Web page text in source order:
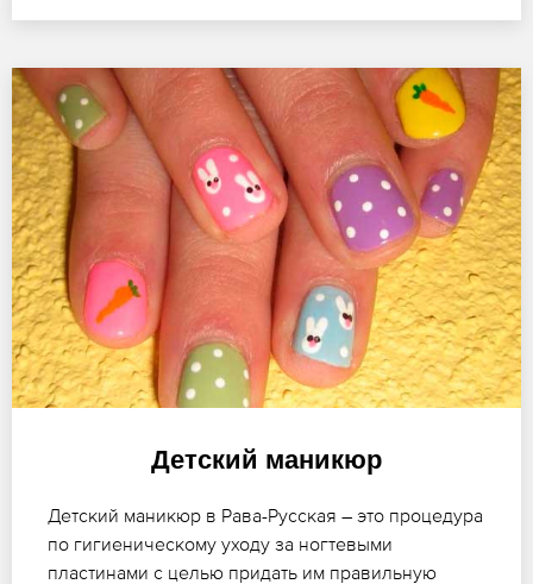
Детский маникюр
Детский маникюр в Рава-Русская – это процедура
по гигиеническому уходу за ногтевыми
пластинами с целью придать им правильную